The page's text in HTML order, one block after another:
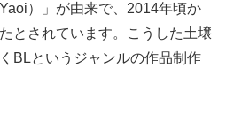
）」が由来で、2014年頃か
とされています。こうした土壌
BLというジャンルの作品制作